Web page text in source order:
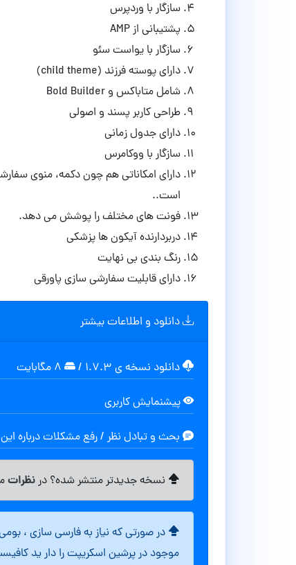
سازگار با وردپرس
پشتیبانی از AMP
سازگار با یواست سئو
دارای پوسته فرزند (child theme)
شامل متاباکس و Bold Builder
طراحی کاربر پسند و اصولی
دارای جدول زمانی
سازگار با ووکامرس
دارای امکاناتی هم چون دکمه، منوی
است..
فونت های مختلف را پوشش می دهد.
دربردارنده آیکون ها پزشکی
رنگ بندی بی نهایت
دارای قابلیت سفارشی سازی پاورقی
دانلود و اطلاعات بیشتر
دانلود نسخه ی ۱.۷.۳ /
پیشنمایش کاربری
بحث و تبادل نظر / رفع مشکلات درباره
نسخه جدیدتر منتشر شده؟ درنظرات
در صورتی که نیاز به فارسی سازی ،
موجود در پرشین اسکریپت را دار ید